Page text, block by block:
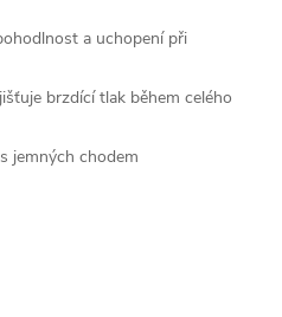
a uchopení při
brzdící tlak během celého
jemných chodem